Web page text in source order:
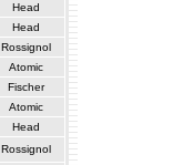
Head
Head
Rossignol
Atomic
Fischer
Atomic
Head
Rossignol